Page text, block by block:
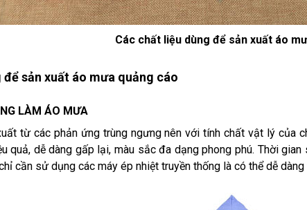
Các chất liệu dùng để sản xuất áo
sản xuất áo mưa quảng cáo
LÀM ÁO MƯA
từ các phản ứng trùng ngưng nên với tính chất vật lý của
quả, dễ dàng gấp lại, màu sắc đa dạng phong phú. Thời
cần sử dụng các máy ép nhiệt truyền thống là có thể dễ